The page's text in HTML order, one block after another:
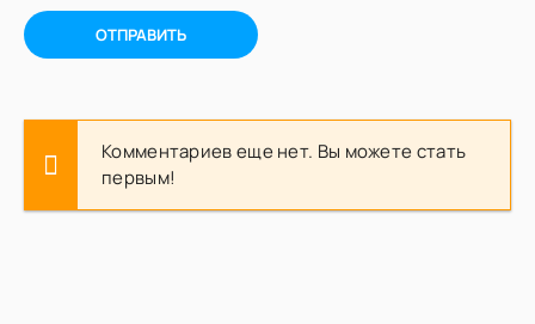
ОТПРАВИТЬ
Комментариев еще нет. Вы можете стать
первым!